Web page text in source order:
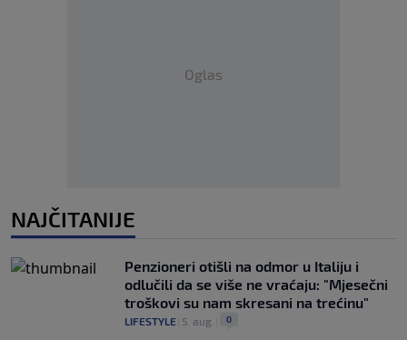
Oglas
NAJČITANIJE
Penzioneri otišli na odmor u Italiju i
odlučili da se više ne vraćaju: "Mjesečni
troškovi su nam skresani na trećinu"
LIFESTYLE 5. aug. 0